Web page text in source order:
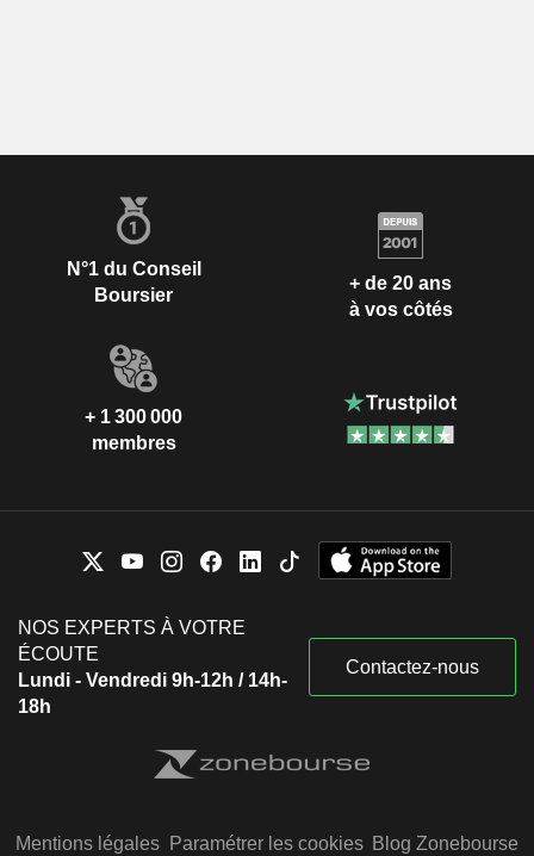
N°1 du Conseil
Boursier
+ de 20 ans
à vos côtés
+ 1 300 000
membres
NOS EXPERTS À VOTRE
ÉCOUTE
Lundi - Vendredi 9h-12h / 14h-
18h
Contactez-nous
Mentions légales Paramétrer les cookies Blog Zonebourse